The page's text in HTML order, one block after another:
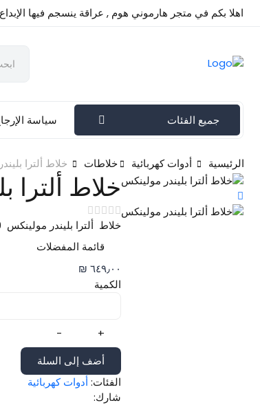
اهلا بكم في متجر هارموني هوم , عراقة ينسجم فيها الإبداع
جميع الفئات سياسة
الرئيسية أدوات كهربائية خلاطات خلاط ألترا
خلاط ألترا
خلاط ألترا بليندر مولينكس 1500 واط
قائمة المفضلات
٦٤٩٫٠٠ ₪
الكمية
+
-
أضف إلى السلة
الفئات:أدوات كهربائية
شارك: